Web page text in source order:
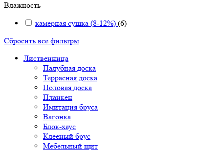
Влажность
камерная сушка (8-12%) (6)
Сбросить все фильтры
Лиственница
Палубная доска
Террасная доска
Половая доска
Планкен
Имитация бруса
Вагонка
Блок-хаус
Клееный брус
Мебельный щит